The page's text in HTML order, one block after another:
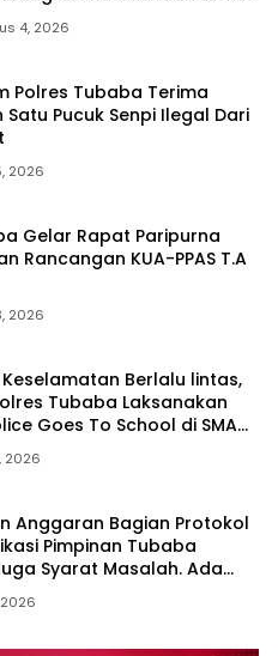
Unggulan
4, 2026
Polres Tubaba Terima
Satu Pucuk Senpi Ilegal Dari
2026
Gelar Rapat Paripurna
Rancangan KUA-PPAS T.A
2026
Berlalu lintas,
Tubaba Laksanakan
Goes To School di SMAN
2026
Anggaran Bagian Protokol
Pimpinan Tubaba
Syarat Masalah. Ada
Tindih dan Kegiatan